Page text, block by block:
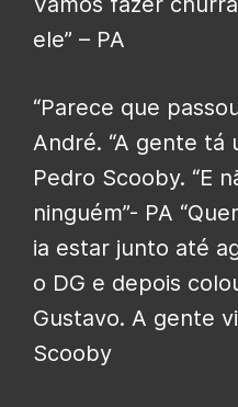
ele” – PA
“Parece que
André. “A gente tá
Pedro Scooby. “E
ninguém”- PA
ia estar junto até
o DG e depois
Gustavo. A gente
Scooby